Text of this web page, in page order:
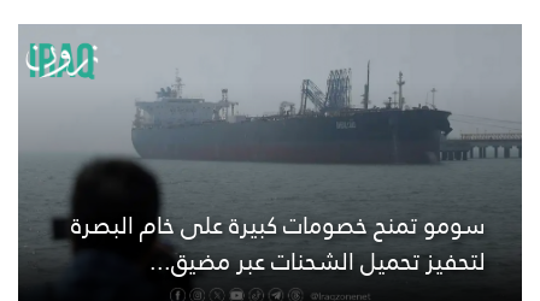
سومو تمنح خصومات كبيرة على خام البصرة
لتحفيز تحميل الشحنات عبر مضيق...